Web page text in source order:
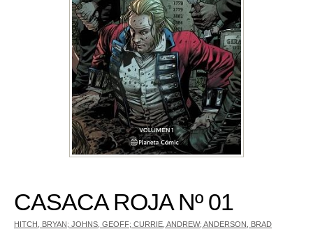
CASACA ROJA Nº 01
HITCH, BRYAN; JOHNS, GEOFF; CURRIE, ANDREW; ANDERSON, BRAD